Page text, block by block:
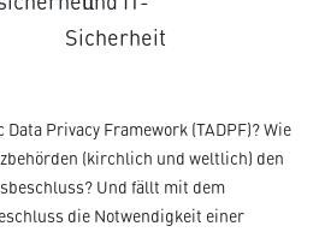
Sicherheit
Privacy Framework (TADPF)? Wie
(kirchlich und weltlich) den
Und fällt mit dem
die Notwendigkeit einer